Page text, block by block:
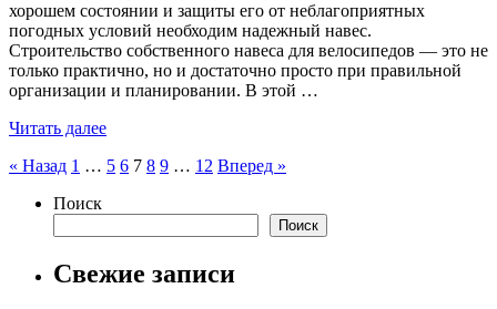
хорошем состоянии и защиты его от неблагоприятных
погодных условий необходим надежный навес.
Строительство собственного навеса для велосипедов — это не
только практично, но и достаточно просто при правильной
организации и планировании. В этой …
Читать далее
Пагинация
записей
« Назад 1 … 5 6 7 8 9 … 12 Вперед »
Поиск
Поиск
Свежие записи